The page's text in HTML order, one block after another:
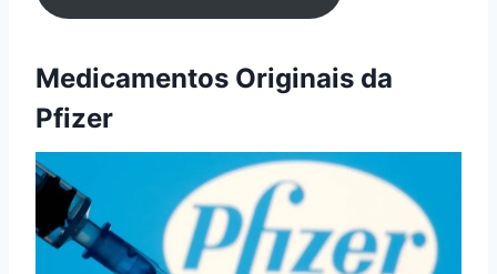
Medicamentos Originais da
Pfizer